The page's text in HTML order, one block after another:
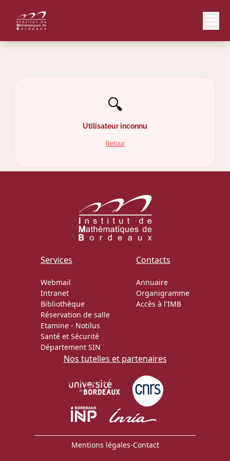
Le Laboratoire
Doctorant·e·s
🔍
Utilisateur inconnu
Retour
Services
Webmail
Intranet
Bibliothèque
Réservation de salle
Etamine - Notilus
Santé et Sécurité
Département SIN
Contacts
Annuaire
Organigramme
Accès à l'IMB
Nos tutelles et partenaires
Mentions légales-Contact